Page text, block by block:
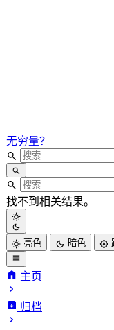
无穷量？
找不到相关结果。
亮色 暗色
主页
归档